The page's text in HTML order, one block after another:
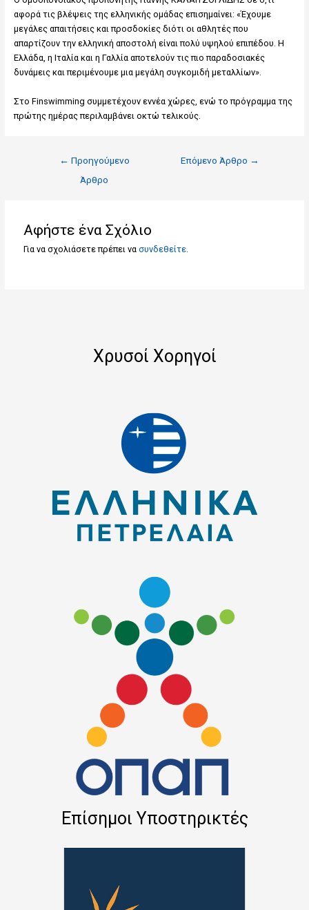
αφορά τις βλέψεις της ελληνικής ομάδας επισημαίνει: «Έχουμε
μεγάλες απαιτήσεις και προσδοκίες διότι οι αθλητές που
απαρτίζουν την ελληνική αποστολή είναι πολύ υψηλού επιπέδου. Η
Ελλάδα, η Ιταλία και η Γαλλία αποτελούν τις πιο παραδοσιακές
δυνάμεις και περιμένουμε μια μεγάλη συγκομιδή μεταλλίων».
Στο Finswimming συμμετέχουν εννέα χώρες, ενώ το πρόγραμμα της
πρώτης ημέρας περιλαμβάνει οκτώ τελικούς.
← Προηγούμενο
Άρθρο
Επόμενο Άρθρο →
Αφήστε ένα Σχόλιο
Για να σχολιάσετε πρέπει νασυνδεθείτε
Χρυσοί Χορηγοί
Επίσημοι Υποστηρικτές